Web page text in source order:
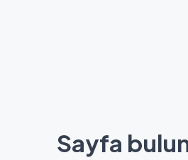
Sayfa